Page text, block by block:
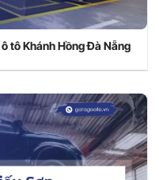
tô Khánh Hồng Đà Nẵng